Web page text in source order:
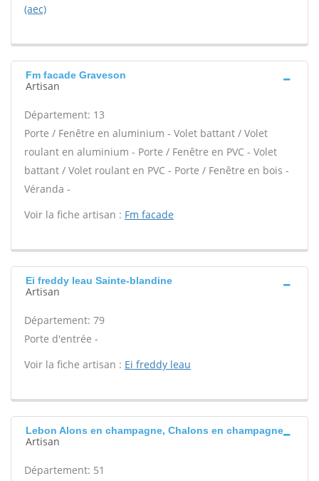
(aec)
Fm facade Graveson
Artisan
Département: 13
Porte / Fenêtre en aluminium - Volet battant / Volet
roulant en aluminium - Porte / Fenêtre en PVC - Volet
battant / Volet roulant en PVC - Porte / Fenêtre en bois -
Véranda -
Voir la fiche artisan : Fm facade
Ei freddy leau Sainte-blandine
Artisan
Département: 79
Porte d'entrée -
Voir la fiche artisan : Ei freddy leau
Lebon Alons en champagne, Chalons en champagne
Artisan
Département: 51